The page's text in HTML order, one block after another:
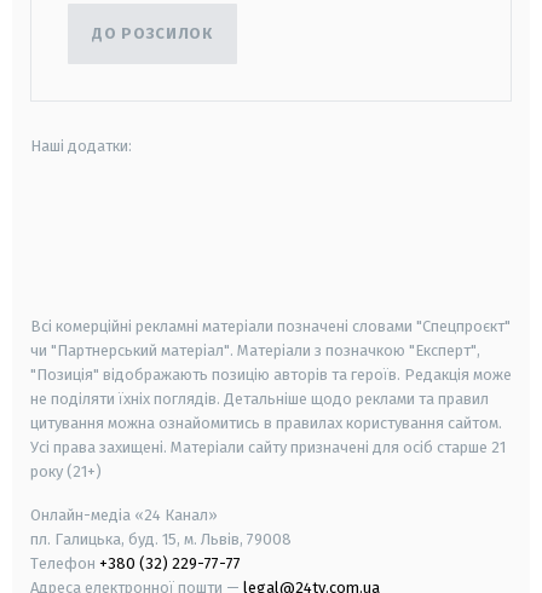
ДО РОЗСИЛОК
Наші додатки:
Всі комерційні рекламні матеріали позначені словами "Спецпроєкт"
чи "Партнерський матеріал". Матеріали з позначкою "Експерт",
"Позиція" відображають позицію авторів та героїв. Редакція може
не поділяти їхніх поглядів. Детальніше щодо реклами та правил
цитування можна ознайомитись в правилах користування сайтом.
Усі права захищені. Матеріали сайту призначені для осіб старше 21
року (21+)
Онлайн-медіа «24 Канал»
пл. Галицька, буд. 15, м. Львів, 79008
Телефон +380 (32) 229-77-77
Адреса електронної пошти — legal@24tv.com.ua